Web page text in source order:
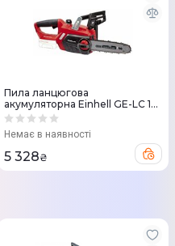
Пила ланцюгова
акумуляторна Einhell GE-LC 18
Li Solo 18В шина 25см (без АКБ
Немає в наявності
5 328₴